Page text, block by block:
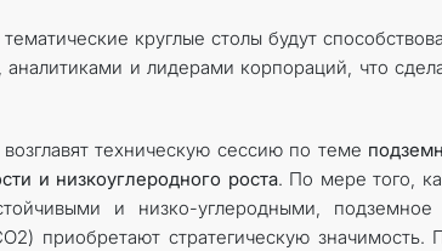
круглые столы будут
и лидерами корпораций, что
техническую сессию по теме
и низкоуглеродного роста. По мере того,
и низко-углеродными,
приобретают стратегическую